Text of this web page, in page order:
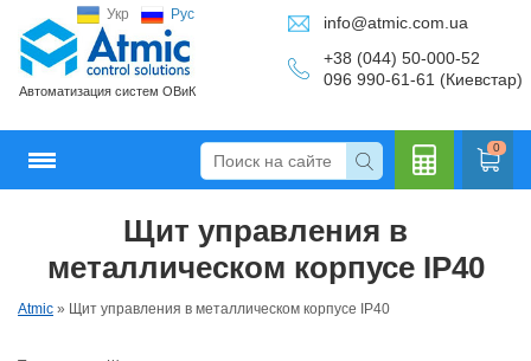
Укр Рус
Автоматизация систем ОВиК
info@atmic.com.ua
+38 (044) 50-000-52
096 990-61-61 (Киевстар)
0
Щит управления в
металлическом корпусе IP40
Atmic » Щит управления в металлическом корпусе IP40